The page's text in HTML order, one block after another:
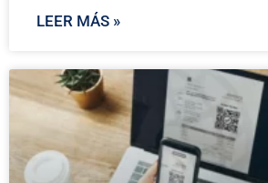
LEER MÁS »